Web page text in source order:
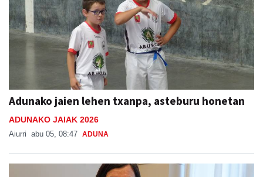
Adunako jaien lehen txanpa, asteburu honetan
ADUNAKO JAIAK 2026
Aiurri abu 05, 08:47 ADUNA